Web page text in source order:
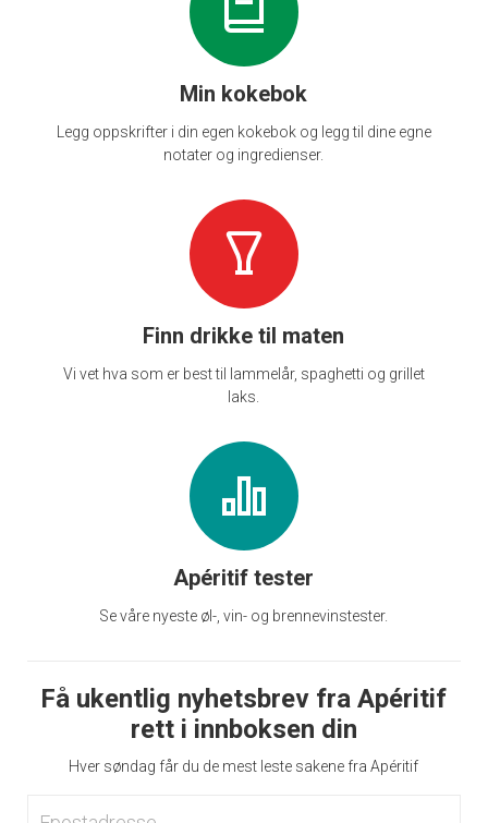
Min kokebok
Legg oppskrifter i din egen kokebok og legg til dine egne
notater og ingredienser.
Finn drikke til maten
Vi vet hva som er best til lammelår, spaghetti og grillet
laks.
Apéritif tester
Se våre nyeste øl-, vin- og brennevinstester.
Få ukentlig nyhetsbrev fra Apéritif
rett i innboksen din
Hver søndag får du de mest leste sakene fra Apéritif